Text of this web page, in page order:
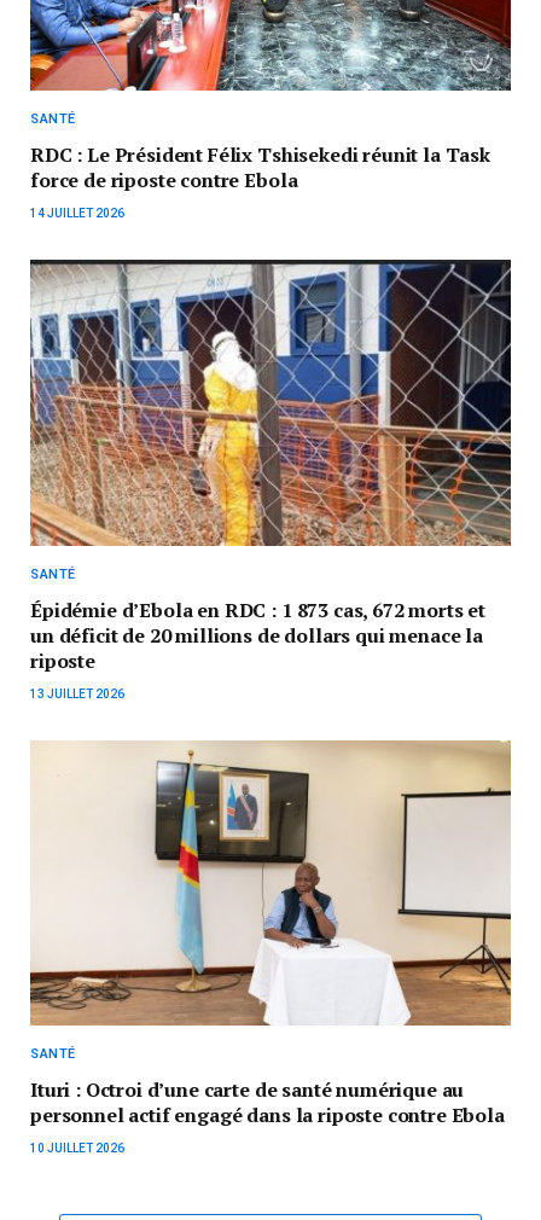
SANTÉ
RDC : Le Président Félix Tshisekedi réunit la Task
force de riposte contre Ebola
14 JUILLET 2026
SANTÉ
Épidémie d’Ebola en RDC : 1 873 cas, 672 morts et
un déficit de 20 millions de dollars qui menace la
riposte
13 JUILLET 2026
SANTÉ
Ituri : Octroi d’une carte de santé numérique au
personnel actif engagé dans la riposte contre Ebola
10 JUILLET 2026